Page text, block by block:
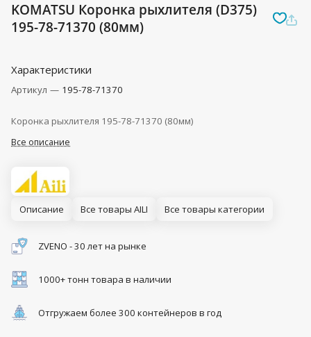
KOMATSU Коронка рыхлителя (D375)
195-78-71370 (80мм)
Характеристики
Артикул — 195-78-71370
Коронка рыхлителя 195-78-71370 (80мм)
Все описание
Описание Все товары AILI Все товары категории
ZVENO - 30 лет на рынке
1000+ тонн товара в наличии
Отгружаем более 300 контейнеров в год